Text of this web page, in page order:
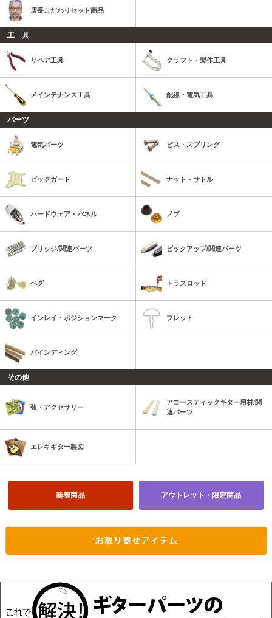
店長こだわりセット商品
工 具
リペア工具 クラフト・製作工具
メインテナンス工具 配線・電気工具
パーツ
電気パーツ ビス・スプリング
ピックガード ナット・サドル
ハードウェア・パネル ノブ
ブリッジ/関連パーツ ピックアップ/関連パーツ
ペグ トラスロッド
インレイ・ポジションマーク フレット
バインディング
その他
弦・アクセサリー
アコースティックギター用材/関
連パーツ
エレキギター製図
新着商品 アウトレット・限定商品